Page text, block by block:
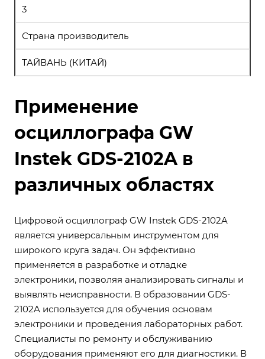
3
Страна производитель
ТАЙВАНЬ (КИТАЙ)
Применение
осциллографа GW
Instek GDS-2102A в
различных областях
Цифровой осциллограф GW Instek GDS-2102A
является универсальным инструментом для
широкого круга задач. Он эффективно
применяется в разработке и отладке
электроники, позволяя анализировать сигналы и
выявлять неисправности. В образовании GDS-
2102A используется для обучения основам
электроники и проведения лабораторных работ.
Специалисты по ремонту и обслуживанию
оборудования применяют его для диагностики. В